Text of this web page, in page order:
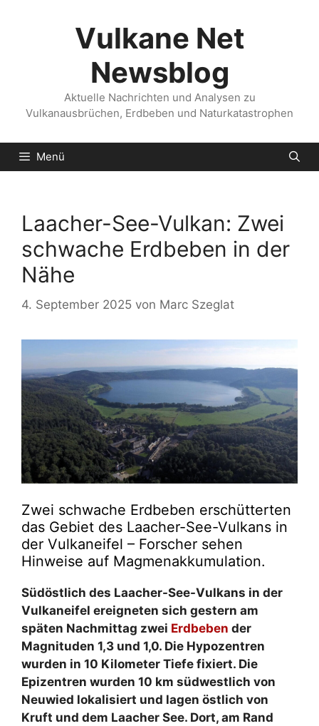
Vulkane Net
Newsblog
Aktuelle Nachrichten und Analysen zu
Vulkanausbrüchen, Erdbeben und Naturkatastrophen
Menü
Laacher-See-Vulkan: Zwei
schwache Erdbeben in der
Nähe
4. September 2025 von Marc Szeglat
Zwei schwache Erdbeben erschütterten
das Gebiet des Laacher-See-Vulkans in
der Vulkaneifel – Forscher sehen
Hinweise auf Magmenakkumulation.
Südöstlich des Laacher-See-Vulkans in der
Vulkaneifel ereigneten sich gestern am
späten Nachmittag zwei Erdbeben der
Magnituden 1,3 und 1,0. Die Hypozentren
wurden in 10 Kilometer Tiefe fixiert. Die
Epizentren wurden 10 km südwestlich von
Neuwied lokalisiert und lagen östlich von
Kruft und dem Laacher See. Dort, am Rand